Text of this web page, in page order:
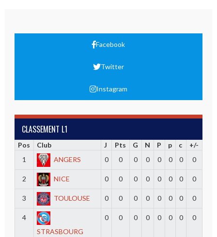
Facebook
Twitter
Instagram
CLASSEMENT L1
Pos Club J Pts G N P p c
+/-
1
ANGERS 0 0 0 0 0 0 0 0
2 NICE 0 0 0 0 0 0 0 0
3 TOULOUSE 0 0 0 0 0 0 0 0
4
STRASBOURG
0 0 0 0 0 0 0 0